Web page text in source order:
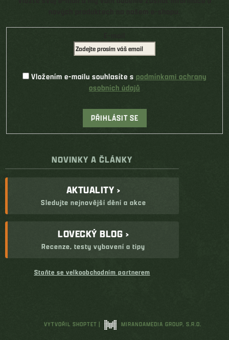
Vložením e-mailu souhlasíte s podmínkami ochrany
osobních údajů
PŘIHLÁSIT SE
NOVINKY A ČLÁNKY
AKTUALITY ›
Sledujte nejnovější dění a akce
LOVECKÝ BLOG ›
Recenze, testy vybavení a tipy
Staňte se velkoobchodním partnerem
VYTVOŘIL SHOPTET | MIRANDAMEDIA GROUP, S.R.O.